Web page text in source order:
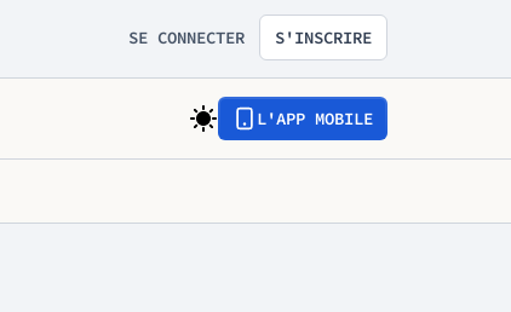
SE CONNECTER S'INSCRIRE
L'APP MOBILE